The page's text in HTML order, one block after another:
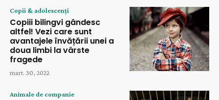
Copii & adolescenți
Copiii bilingvi gândesc
altfel! Vezi care sunt
avantajele învățării unei a
doua limbi la vârste
fragede
mart. 30, 2022
Animale de companie